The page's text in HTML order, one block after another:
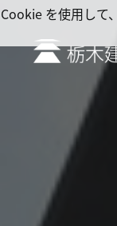
Cookie を使用して